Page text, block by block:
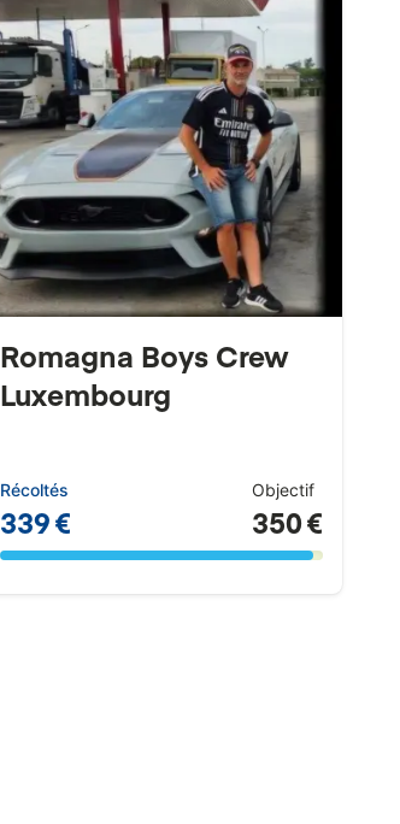
Romagna Boys Crew
Luxembourg
Récoltés
339 €
Objectif
350 €